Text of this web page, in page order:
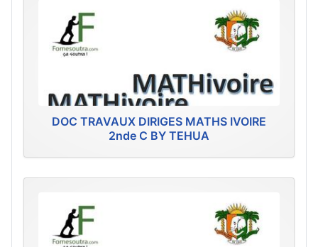
DOC TRAVAUX DIRIGES MATHS IVOIRE
2nde C BY TEHUA